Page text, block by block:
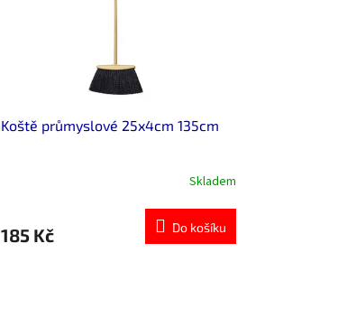
Koště průmyslové 25x4cm 135cm
Skladem
185 Kč Do košíku